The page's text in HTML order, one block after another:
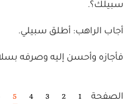
سبيلك؟.
أجاب الراهب: أطلق سبيلي.
فأجازه وأحسن إليه وصرفه
الصفحة 1
2
3
4
5